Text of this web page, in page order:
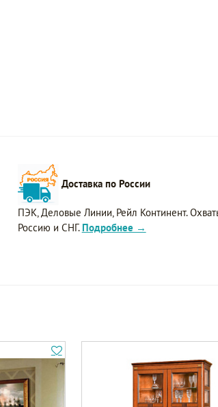
Доставка по России
ПЭК, Деловые Линии, Рейл Континент.
Россию и СНГ. Подробнее →